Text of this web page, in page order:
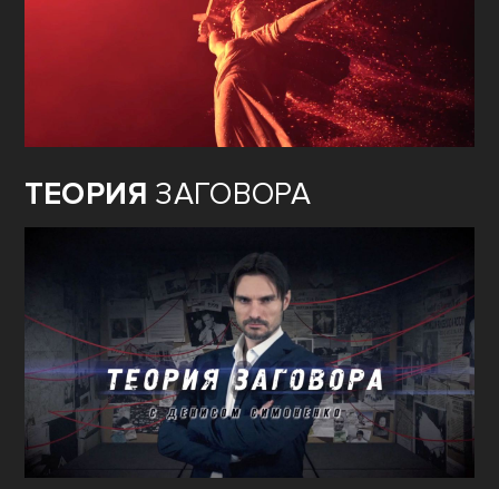
ТЕОРИЯ ЗАГОВОРА